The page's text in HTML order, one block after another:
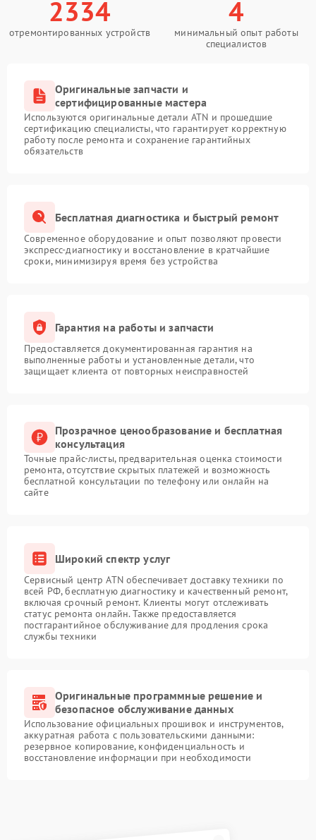
2334
отремонтированных устройств
4
минимальный опыт работы
специалистов
Оригинальные запчасти и
сертифицированные мастера
Используются оригинальные детали ATN и прошедшие
сертификацию специалисты, что гарантирует корректную
работу после ремонта и сохранение гарантийных
обязательств
Бесплатная диагностика и быстрый ремонт
Современное оборудование и опыт позволяют провести
экспресс-диагностику и восстановление в кратчайшие
сроки, минимизируя время без устройства
Гарантия на работы и запчасти
Предоставляется документированная гарантия на
выполненные работы и установленные детали, что
защищает клиента от повторных неисправностей
Прозрачное ценообразование и бесплатная
консультация
Точные прайс-листы, предварительная оценка стоимости
ремонта, отсутствие скрытых платежей и возможность
бесплатной консультации по телефону или онлайн на
сайте
Широкий спектр услуг
Сервисный центр ATN обеспечивает доставку техники по
всей РФ, бесплатную диагностику и качественный ремонт,
включая срочный ремонт. Клиенты могут отслеживать
статус ремонта онлайн. Также предоставляется
постгарантийное обслуживание для продления срока
службы техники
Оригинальные программные решение и
безопасное обслуживание данных
Использование официальных прошивок и инструментов,
аккуратная работа с пользовательскими данными:
резервное копирование, конфиденциальность и
восстановление информации при необходимости